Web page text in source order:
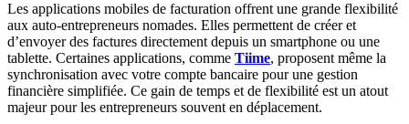
Les applications mobiles de facturation offrent une grande flexibilité
aux auto-entrepreneurs nomades. Elles permettent de créer et
d’envoyer des factures directement depuis un smartphone ou une
tablette. Certaines applications, comme Tiime, proposent même la
synchronisation avec votre compte bancaire pour une gestion
financière simplifiée. Ce gain de temps et de flexibilité est un atout
majeur pour les entrepreneurs souvent en déplacement.